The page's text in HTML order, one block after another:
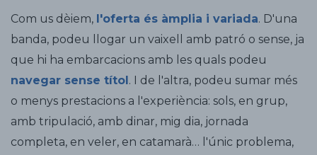
Com us dèiem, l'oferta és àmplia i variada. D'una
banda, podeu llogar un vaixell amb patró o sense, ja
que hi ha embarcacions amb les quals podeu
navegar sense títol . I de l'altra, podeu sumar més
o menys prestacions a l'experiència: sols, en grup,
amb tripulació, amb dinar, mig dia, jornada
completa, en veler, en catamarà… l'únic problema,